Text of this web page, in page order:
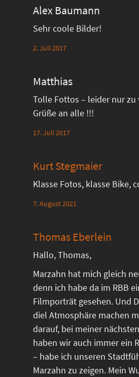
Alex Baumann
Sehr coole Bilder!
2. Juli 2017
Matthias
Tolle Fottos – leider nur zu
Grüße an alle !!!
17. Juli 2017
Kurt Stegmaier
Klasse Fotos, klasse Bike,
7. August 2021
Thomas Eberlein
Hallo, Thomas,
Marzahn hat mich gleich
denn ich habe da im RBB
Filmporträt gesehen. Und
diel Atmosphäre machen
darauf, bei meiner
haben wir auch immer ein
– habe ich unseren
Marzahn zu zeigen. Mein